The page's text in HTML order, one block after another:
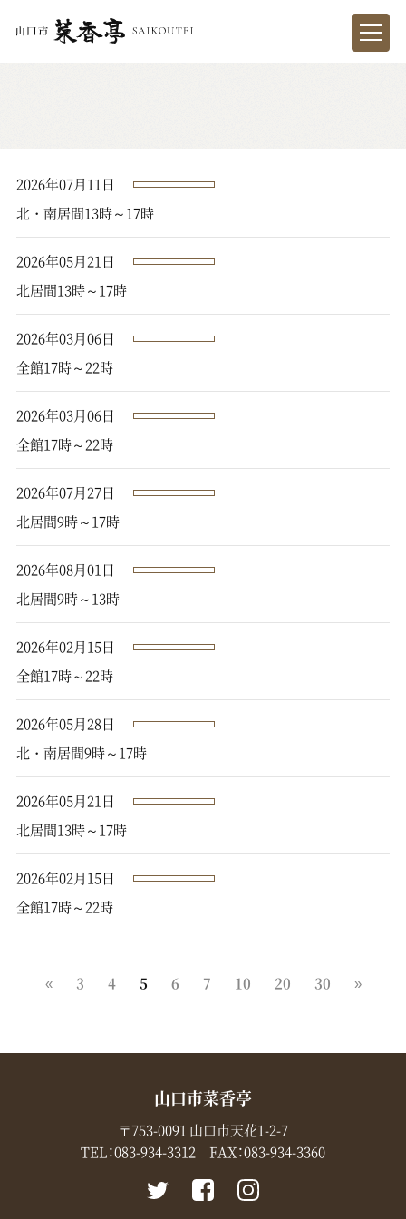
2026年07月11日
北・南居間13時～17時
2026年05月21日
北居間13時～17時
2026年03月06日
全館17時～22時
2026年03月06日
全館17時～22時
2026年07月27日
北居間9時～17時
2026年08月01日
北居間9時～13時
2026年02月15日
全館17時～22時
2026年05月28日
北・南居間9時～17時
2026年05月21日
北居間13時～17時
2026年02月15日
全館17時～22時
« 3 4 5 6 7 10 20 30 »
山口市菜香亭
〒753-0091 山口市天花1-2-7
TEL：083-934-3312 FAX：083-934-3360